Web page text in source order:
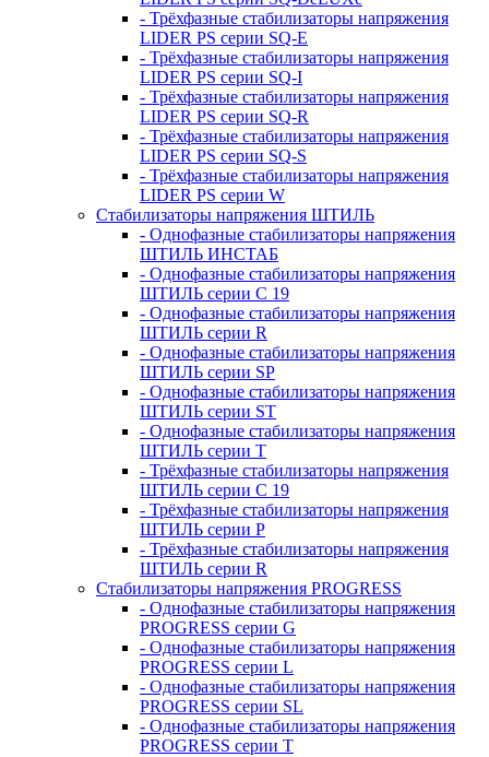
- Трёхфазные стабилизаторы напряжения
LIDER PS серии SQ-E
- Трёхфазные стабилизаторы напряжения
LIDER PS серии SQ-I
- Трёхфазные стабилизаторы напряжения
LIDER PS серии SQ-R
- Трёхфазные стабилизаторы напряжения
LIDER PS серии SQ-S
- Трёхфазные стабилизаторы напряжения
LIDER PS серии W
Стабилизаторы напряжения ШТИЛЬ
- Однофазные стабилизаторы напряжения
ШТИЛЬ ИНСТАБ
- Однофазные стабилизаторы напряжения
ШТИЛЬ серии C 19
- Однофазные стабилизаторы напряжения
ШТИЛЬ серии R
- Однофазные стабилизаторы напряжения
ШТИЛЬ серии SP
- Однофазные стабилизаторы напряжения
ШТИЛЬ серии ST
- Однофазные стабилизаторы напряжения
ШТИЛЬ серии T
- Трёхфазные стабилизаторы напряжения
ШТИЛЬ серии C 19
- Трёхфазные стабилизаторы напряжения
ШТИЛЬ серии P
- Трёхфазные стабилизаторы напряжения
ШТИЛЬ серии R
Стабилизаторы напряжения PROGRESS
- Однофазные стабилизаторы напряжения
PROGRESS серии G
- Однофазные стабилизаторы напряжения
PROGRESS серии L
- Однофазные стабилизаторы напряжения
PROGRESS серии SL
- Однофазные стабилизаторы напряжения
PROGRESS серии T